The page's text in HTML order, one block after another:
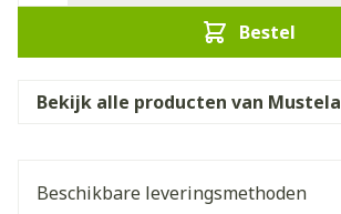
Bestel
Bekijk alle producten van Mustela
Beschikbare leveringsmethoden